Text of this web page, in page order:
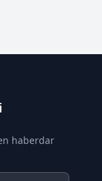
haberdar